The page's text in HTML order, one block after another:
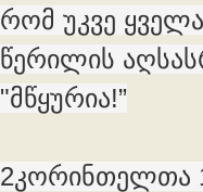
რომ უკვე
წერილის
"მწყურია!”
2კორინთელთა